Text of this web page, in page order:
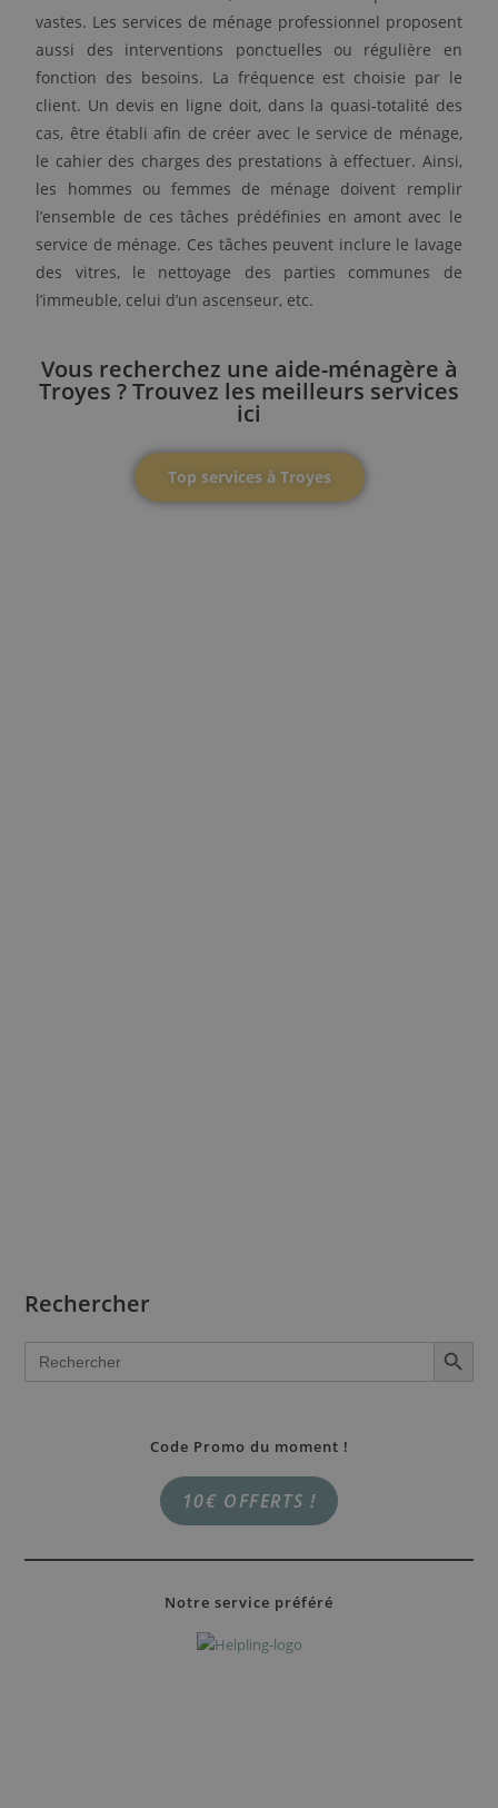
vastes. Les services de ménage professionnel proposent
aussi des interventions ponctuelles ou régulière en
fonction des besoins. La fréquence est choisie par le
client. Un devis en ligne doit, dans la quasi-totalité des
cas, être établi afin de créer avec le service de ménage,
le cahier des charges des prestations à effectuer. Ainsi,
les hommes ou femmes de ménage doivent remplir
l’ensemble de ces tâches prédéfinies en amont avec le
service de ménage. Ces tâches peuvent inclure le lavage
des vitres, le nettoyage des parties communes de
l’immeuble, celui d’un ascenseur, etc.
Vous recherchez une aide-ménagère à
Troyes ? Trouvez les meilleurs services
ici
Top services à Troyes
Rechercher
Search
for:
SEARCH BUTTON
Code Promo du moment !
10€ OFFERTS !
Notre service préféré